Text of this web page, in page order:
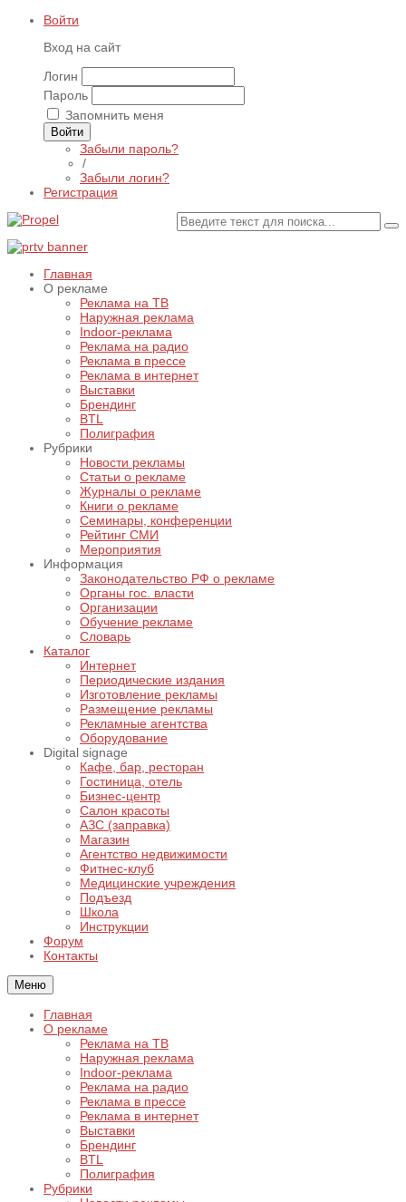
Войти
Вход на сайт
Логин
Пароль
Запомнить меня
Войти
Забыли пароль?
/
Забыли логин?
Регистрация
Главная
О рекламе
Реклама на ТВ
Наружная реклама
Indoor-реклама
Реклама на радио
Реклама в прессе
Реклама в интернет
Выставки
Брендинг
BTL
Полиграфия
Рубрики
Новости рекламы
Статьи о рекламе
Журналы о рекламе
Книги о рекламе
Семинары, конференции
Рейтинг СМИ
Мероприятия
Информация
Законодательство РФ о рекламе
Органы гос. власти
Организации
Обучение рекламе
Словарь
Каталог
Интернет
Периодические издания
Изготовление рекламы
Размещение рекламы
Рекламные агентства
Оборудование
Digital signage
Кафе, бар, ресторан
Гостиница, отель
Бизнес-центр
Салон красоты
АЗС (заправка)
Магазин
Агентство недвижимости
Фитнес-клуб
Медицинские учреждения
Подъезд
Школа
Инструкции
Форум
Контакты
Меню
Главная
О рекламе
Реклама на ТВ
Наружная реклама
Indoor-реклама
Реклама на радио
Реклама в прессе
Реклама в интернет
Выставки
Брендинг
BTL
Полиграфия
Рубрики